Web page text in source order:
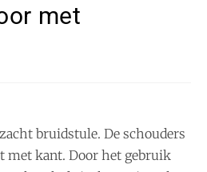
met
bruidstule. De schouders
met kant. Door het gebruik